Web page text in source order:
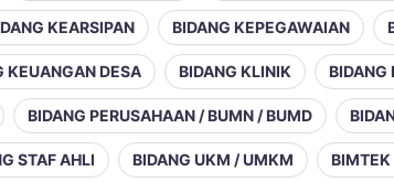
KEARSIPAN BIDANG KEPEGAWAIAN
KEUANGAN DESA BIDANG KLINIK BIDANG
BIDANG PERUSAHAAN / BUMN / BUMD
STAF AHLI BIDANG UKM / UMKM BIMTEK